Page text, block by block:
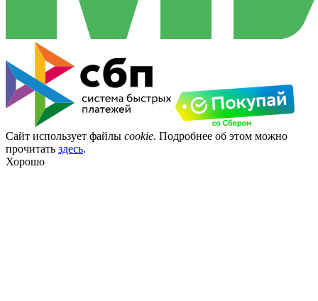
Сайт использует файлы cookie. Подробнее об этом можно
прочитать здесь.
Хорошо